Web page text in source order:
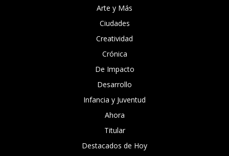
Arte y Más
Ciudades
Creatividad
Crónica
De Impacto
Desarrollo
Infancia y Juventud
Ahora
Titular
Destacados de Hoy